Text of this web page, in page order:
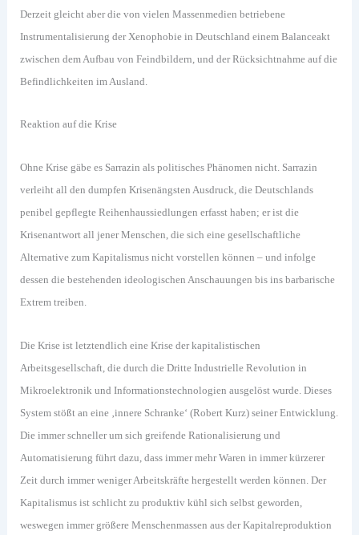
Derzeit gleicht aber die von vielen Massenmedien betriebene
Instrumentalisierung der Xenophobie in Deutschland einem Balanceakt
zwischen dem Aufbau von Feindbildern, und der Rücksichtnahme auf die
Befindlichkeiten im Ausland.
Reaktion auf die Krise
Ohne Krise gäbe es Sarrazin als politisches Phänomen nicht. Sarrazin
verleiht all den dumpfen Krisenängsten Ausdruck, die Deutschlands
penibel gepflegte Reihenhaussiedlungen erfasst haben; er ist die
Krisenantwort all jener Menschen, die sich eine gesellschaftliche
Alternative zum Kapitalismus nicht vorstellen können – und infolge
dessen die bestehenden ideologischen Anschauungen bis ins barbarische
Extrem treiben.
Die Krise ist letztendlich eine Krise der kapitalistischen
Arbeitsgesellschaft, die durch die Dritte Industrielle Revolution in
Mikroelektronik und Informationstechnologien ausgelöst wurde. Dieses
System stößt an eine ‚innere Schranke‘ (Robert Kurz) seiner Entwicklung.
Die immer schneller um sich greifende Rationalisierung und
Automatisierung führt dazu, dass immer mehr Waren in immer kürzerer
Zeit durch immer weniger Arbeitskräfte hergestellt werden können. Der
Kapitalismus ist schlicht zu produktiv kühl sich selbst geworden,
weswegen immer größere Menschenmassen aus der Kapitalreproduktion